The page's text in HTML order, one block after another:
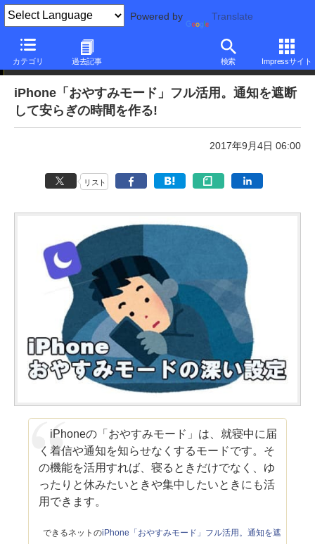
Powered by Translate
カテゴリ 過去記事 検索 Impressサイト
本日のできるネット
iPhone「おやすみモード」フル活用。通知を遮断
して安らぎの時間を作る!
2017年9月4日 06:00
リスト
iPhoneの「おやすみモード」は、就寝中に届
く着信や通知を知らせなくするモードです。そ
の機能を活用すれば、寝るときだけでなく、ゆ
ったりと休みたいときや集中したいときにも活
用できます。
できるネットのiPhone「おやすみモード」フル活用。通知を遮